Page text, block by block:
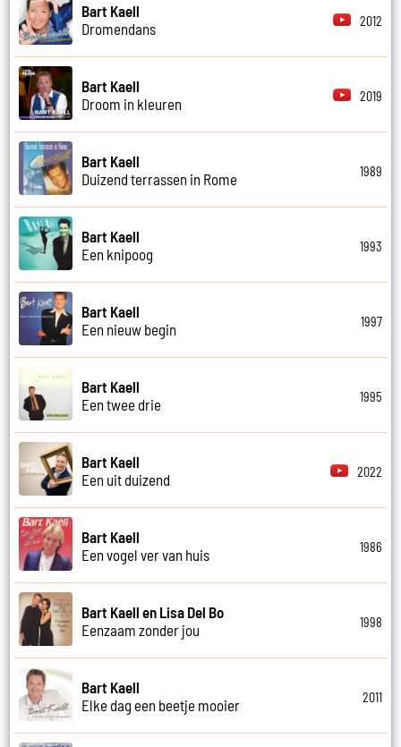
Bart Kaell
Dromendans
2012
Bart Kaell
Droom in kleuren
2019
Bart Kaell
Duizend terrassen in Rome
1989
Bart Kaell
Een knipoog
1993
Bart Kaell
Een nieuw begin
1997
Bart Kaell
Een twee drie
1995
Bart Kaell
Een uit duizend
2022
Bart Kaell
Een vogel ver van huis
1986
Bart Kaell en Lisa Del Bo
Eenzaam zonder jou
1998
Bart Kaell
Elke dag een beetje mooier
2011